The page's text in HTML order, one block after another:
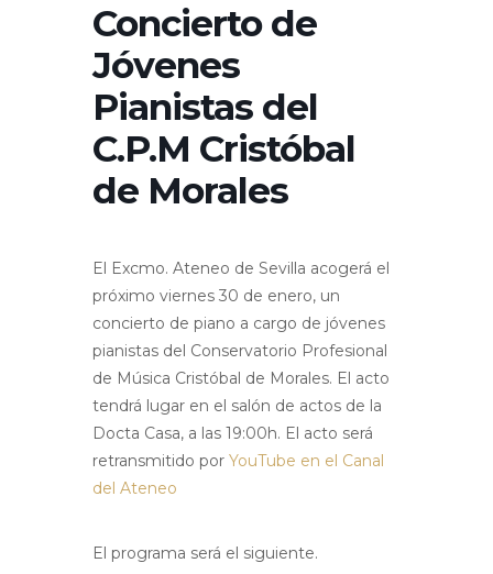
Concierto de
Jóvenes
Pianistas del
C.P.M Cristóbal
de Morales
El Excmo. Ateneo de Sevilla acogerá el
próximo viernes 30 de enero, un
concierto de piano a cargo de jóvenes
pianistas del Conservatorio Profesional
de Música Cristóbal de Morales. El acto
tendrá lugar en el salón de actos de la
Docta Casa, a las 19:00h. El acto será
retransmitido por YouTube en el Canal
del Ateneo
El programa será el siguiente.